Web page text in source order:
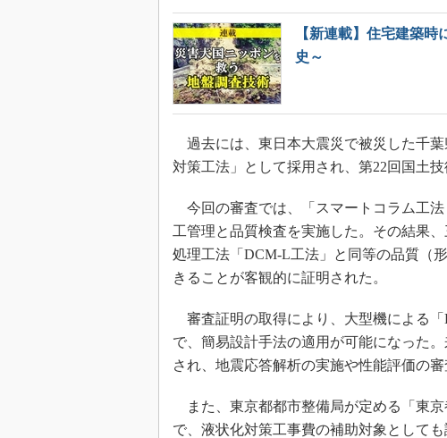
【新連載】住宅建築
史～
過去には、東日本大震災で被災した千
対策工法」として採用され、第22回国土
今回の審査では、「スマートコラム工
工管理と品質検査を実施した。その結果
処理工法「DCM-L工法」と同等の品質（
きることが客観的に証明された。
審査証明の取得により、大型機による
で、簡易設計手法の適用が可能になった
され、地震応答解析の実施や性能評価の
また、東京都都市整備局が定める「東京
で、液状化対策工事費の補助対象としても